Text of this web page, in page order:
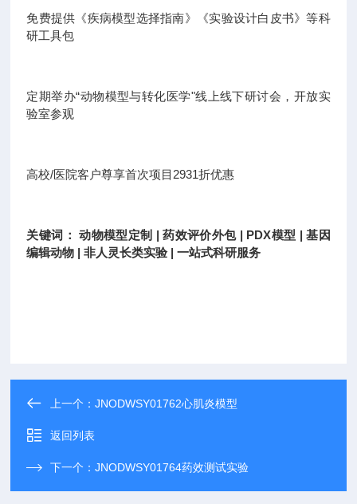
免费提供《疾病模型选择指南》《实验设计白皮书》等科
研工具包
定期举办“动物模型与转化医学"线上线下研讨会，开放实
验室参观
高校/医院客户尊享首次项目2931折优惠
关键词： 动物模型定制 | 药效评价外包 | PDX模型 | 基因
编辑动物 | 非人灵长类实验 | 一站式科研服务
上一个：JNODWSY01762心肌炎模型
返回列表
下一个：JNODWSY01764药效测试实验